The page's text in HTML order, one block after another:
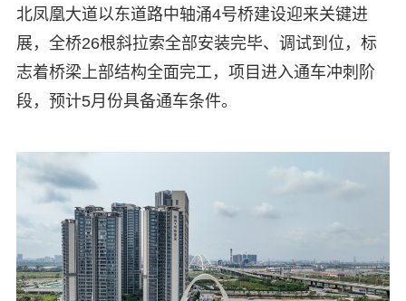
北凤凰大道以东道路中轴涌4号桥建设迎来关键进
展，全桥26根斜拉索全部安装完毕、调试到位，标
志着桥梁上部结构全面完工，项目进入通车冲刺阶
段，预计5月份具备通车条件。